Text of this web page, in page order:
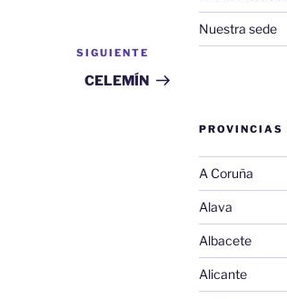
entrada
SIGUIENTE
CELEMÍN
Nuestra sede
PROVINCIAS
A Coruña
Alava
Albacete
Alicante